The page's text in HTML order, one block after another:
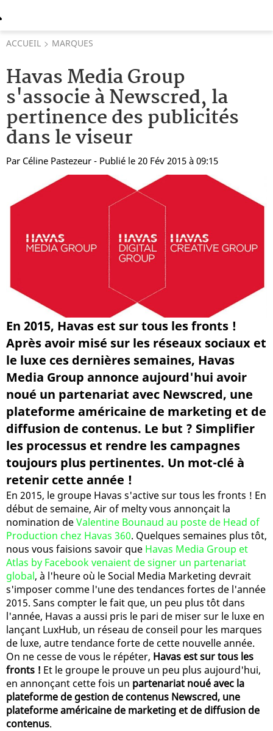
ACCUEIL MARQUES
Havas Media Group
s'associe à Newscred, la
pertinence des publicités
dans le viseur
Par Céline Pastezeur - Publié le 20 Fév 2015 à 09:15
En 2015, Havas est sur tous les fronts !
Après avoir misé sur les réseaux sociaux et
le luxe ces dernières semaines, Havas
Media Group annonce aujourd'hui avoir
noué un partenariat avec Newscred, une
plateforme américaine de marketing et de
diffusion de contenus. Le but ? Simplifier
les processus et rendre les campagnes
toujours plus pertinentes. Un mot-clé à
retenir cette année !
En 2015, le groupe Havas s'active sur tous les fronts ! En
début de semaine, Air of melty vous annonçait la
nomination deValentine Bounaud au poste de Head of
Production chez Havas 360. Quelques semaines plus tôt,
nous vous faisions savoir que Havas Media Group et
Atlas by Facebook venaient de signer un partenariat
global, à l'heure où le Social Media Marketing devrait
s'imposer comme l'une des tendances fortes de l'année
2015. Sans compter le fait que, un peu plus tôt dans
l'année, Havas a aussi pris le pari de miser sur le luxe en
lançant LuxHub, un réseau de conseil pour les marques
de luxe, autre tendance forte de cette nouvelle année.
On ne cesse de vous le répéter, Havas est sur tous les
fronts ! Et le groupe le prouve un peu plus aujourd'hui,
en annonçant cette fois un partenariat noué avec la
plateforme de gestion de contenus Newscred, une
plateforme américaine de marketing et de diffusion de
contenus.